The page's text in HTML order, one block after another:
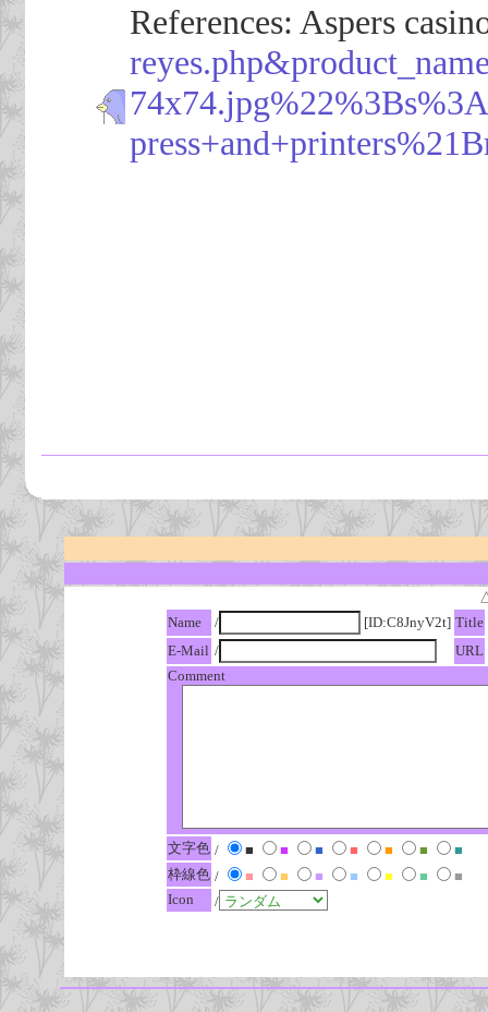
References: Aspers
Name
/ [ID:C8JnyV2t] Title
E-Mail / URL
Comment
文字色 / ■ ■ ■ ■ ■ ■
■
枠線色 / ■ ■ ■ ■ ■ ■
■
Icon
/